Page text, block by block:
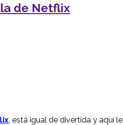
de Netflix
, está igual de divertida y aquí